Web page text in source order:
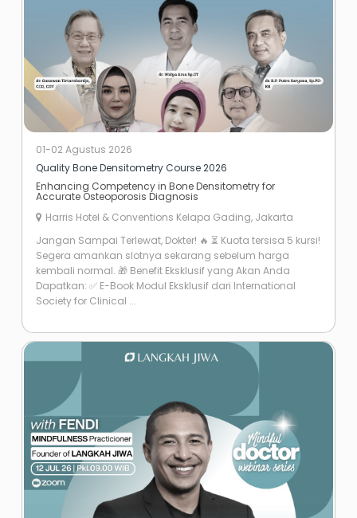
01-02 Agustus 2026
Quality Bone Densitometry Course 2026
Enhancing Competency in Bone Densitometry for
Accurate Osteoporosis Diagnosis
Harris Hotel & Conventions Kelapa Gading, Jakarta
Jangan Sampai Terlewat, Dokter! 🔥 ⏳ Kuota tersisa 5 kursi!
Segera amankan slotnya sekarang sebelum harga
kembali normal. 🎁 Benefit Eksklusif yang Akan Anda
Dapatkan: ✅ E-Book Modul Eksklusif dari International
Society for Clinical ...